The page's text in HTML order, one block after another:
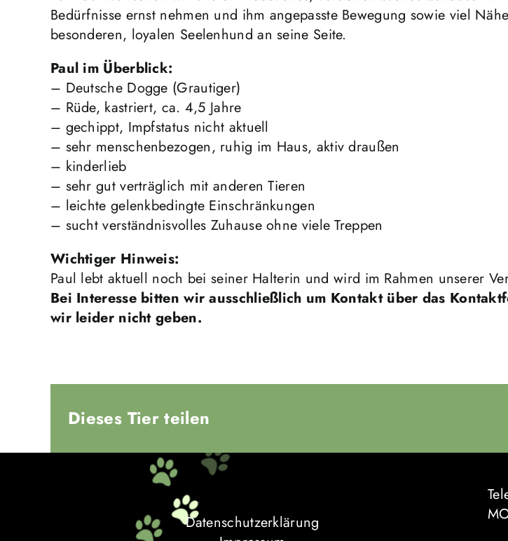
Bedürfnisse ernst nehmen und ihm angepasste Bewegung sowie viel
besonderen, loyalen Seelenhund an seine Seite.
Paul im Überblick:
– Deutsche Dogge (Grautiger)
– Rüde, kastriert, ca. 4,5 Jahre
– gechippt, Impfstatus nicht aktuell
– sehr menschenbezogen, ruhig im Haus, aktiv draußen
– kinderlieb
– sehr gut verträglich mit anderen Tieren
– leichte gelenkbedingte Einschränkungen
– sucht verständnisvolles Zuhause ohne viele Treppen
Wichtiger Hinweis:
Paul lebt aktuell noch bei seiner Halterin und wird im Rahmen unserer
Bei Interesse bitten wir ausschließlich um Kontakt über das
wir leider nicht geben.
Dieses Tier teilen
Datenschutzerklärung